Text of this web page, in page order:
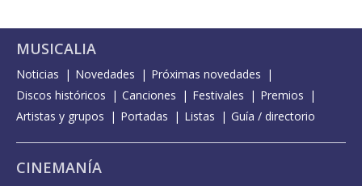
MUSICALIA
Noticias Novedades
Próximas novedades
Discos históricos
Canciones Festivales
Premios
Artistas y grupos
Portadas Listas Guía / directorio
CINEMANÍA